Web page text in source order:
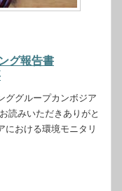
グ報告書
ググループカンボジア
読みいただきありがと
における環境モニタリ